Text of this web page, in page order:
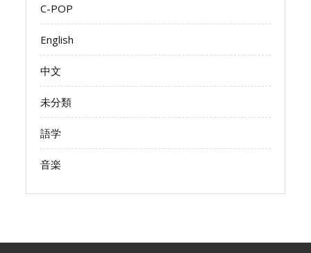
C-POP
English
中文
未分類
語学
音楽